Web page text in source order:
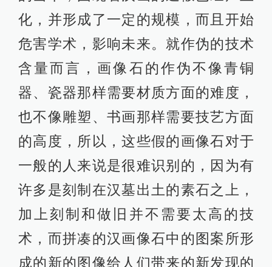
化，并形成了一定的规模，而且开始
危害学术，影响未来。就作伪的技术
含量而言，画像石的作伪不像青铜
器、瓷器那样需要材质方面的难度，
也不像雕塑、书画那样需要技艺方面
的高度，所以，这些假的画像石对于
一般的人来说是很难识别的，因为有
许多是刻制在汉墓出土的素石之上，
加上刻制和做旧并不需要太高的技
术，而拼凑的汉画像石中的图案所形
成的新的图像给人们带来的新发现的